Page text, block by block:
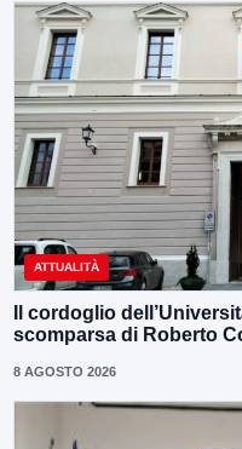
ATTUALITÀ
Il cordoglio
scomparsa di Roberto
8 AGOSTO 2026